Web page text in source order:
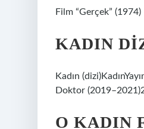
Film “Gerçek” (1974)
KADIN
Kadın
Doktor
O KADIN